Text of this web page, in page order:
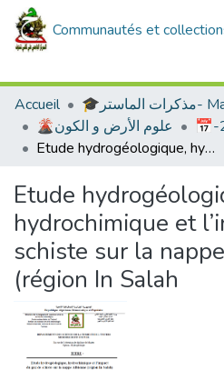
Communautés et
Accueil
🌋علوم الأرض و الكون
Etude hydrogéologique, hydrochimique et l’impact du gaz de schiste sur la nappe Albienne (région In Salah
Etude
hydrochimique et
schiste sur la
(région In Salah